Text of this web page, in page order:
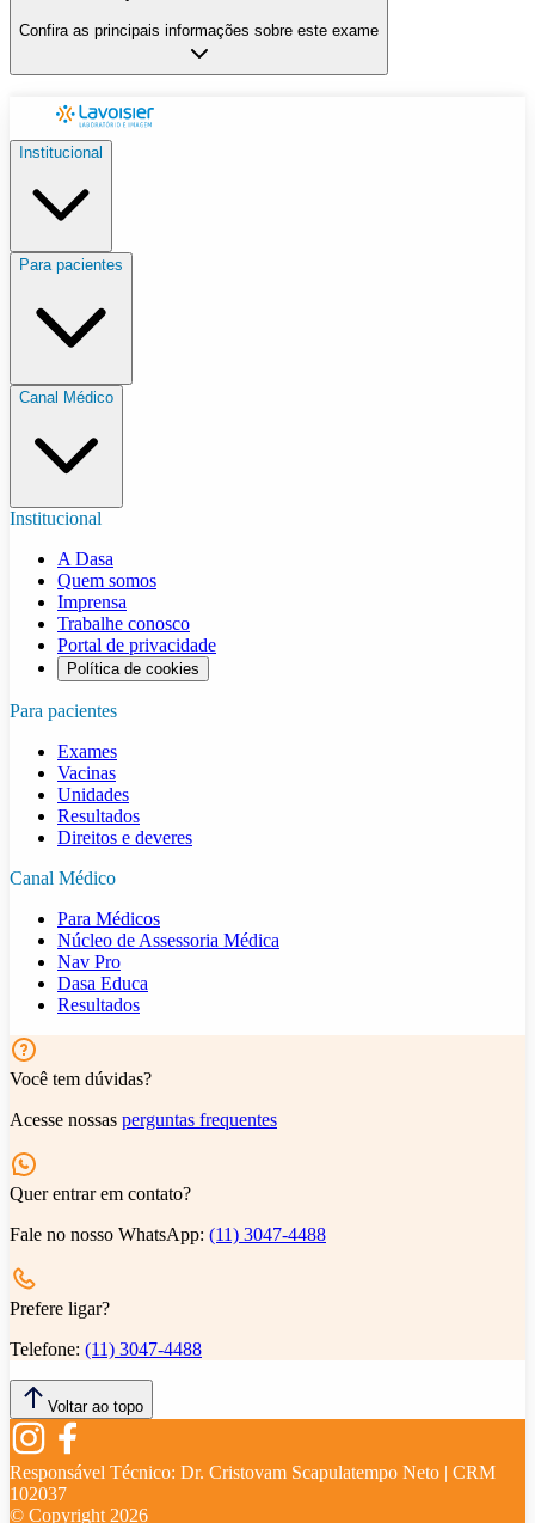
Confira as principais informações sobre este exame
Institucional
Para pacientes
Canal Médico
Institucional
A Dasa
Quem somos
Imprensa
Trabalhe conosco
Portal de privacidade
Política de cookies
Para pacientes
Exames
Vacinas
Unidades
Resultados
Direitos e deveres
Canal Médico
Para Médicos
Núcleo de Assessoria Médica
Nav Pro
Dasa Educa
Resultados
Você tem dúvidas?
Acesse nossas perguntas frequentes
Quer entrar em contato?
Fale no nosso WhatsApp: (11) 3047-4488
Prefere ligar?
Telefone: (11) 3047-4488
Voltar ao topo
Responsável Técnico: Dr. Cristovam Scapulatempo Neto | CRM
102037
© Copyright2026